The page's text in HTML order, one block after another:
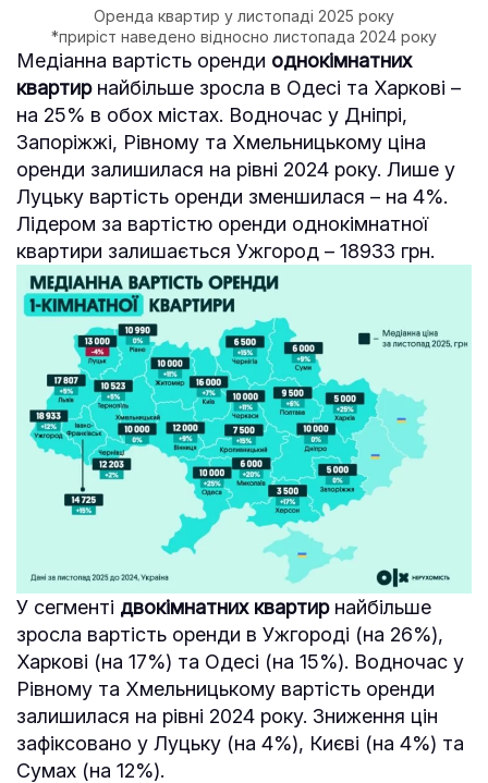
Оренда квартир у листопаді 2025 року
*приріст наведено відносно листопада 2024 року
Медіанна вартість оренди однокімнатних
квартирнайбільше зросла в Одесі та Харкові –
на 25% в обох містах. Водночас у Дніпрі,
Запоріжжі, Рівному та Хмельницькому ціна
оренди залишилася на рівні 2024 року. Лише у
Луцьку вартість оренди зменшилася – на 4%.
Лідером за вартістю оренди однокімнатної
квартири залишається Ужгород – 18933 грн.
У сегменті двокімнатних квартирнайбільше
зросла вартість оренди в Ужгороді (на 26%),
Харкові (на 17%) та Одесі (на 15%). Водночас у
Рівному та Хмельницькому вартість оренди
залишилася на рівні 2024 року. Зниження цін
зафіксовано у Луцьку (на 4%), Києві (на 4%) та
Сумах (на 12%).